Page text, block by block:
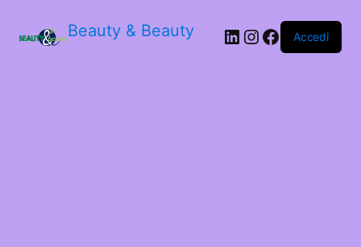
Beauty & Beauty LinkedIn
Instagram
Facebook
Accedi